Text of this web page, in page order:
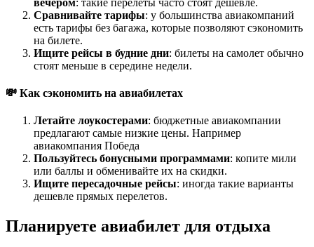
Сравнивайте тарифы: у большинства авиакомпаний
есть тарифы без багажа, которые позволяют сэкономить
на билете.
Ищите рейсы в будние дни: билеты на самолет обычно
стоят меньше в середине недели.
💸 Как сэкономить на авиабилетах
Летайте лоукостерами: бюджетные авиакомпании
предлагают самые низкие цены. Например
авиакомпания Победа
Пользуйтесь бонусными программами: копите мили
или баллы и обменивайте их на скидки.
Ищите пересадочные рейсы: иногда такие варианты
дешевле прямых перелетов.
Планируете авиабилет для отдыха